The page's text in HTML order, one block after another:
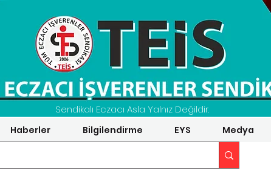
Sendikalı Eczacı Asla Yalnız Değildir.
Haberler Bilgilendirme EYS Medya